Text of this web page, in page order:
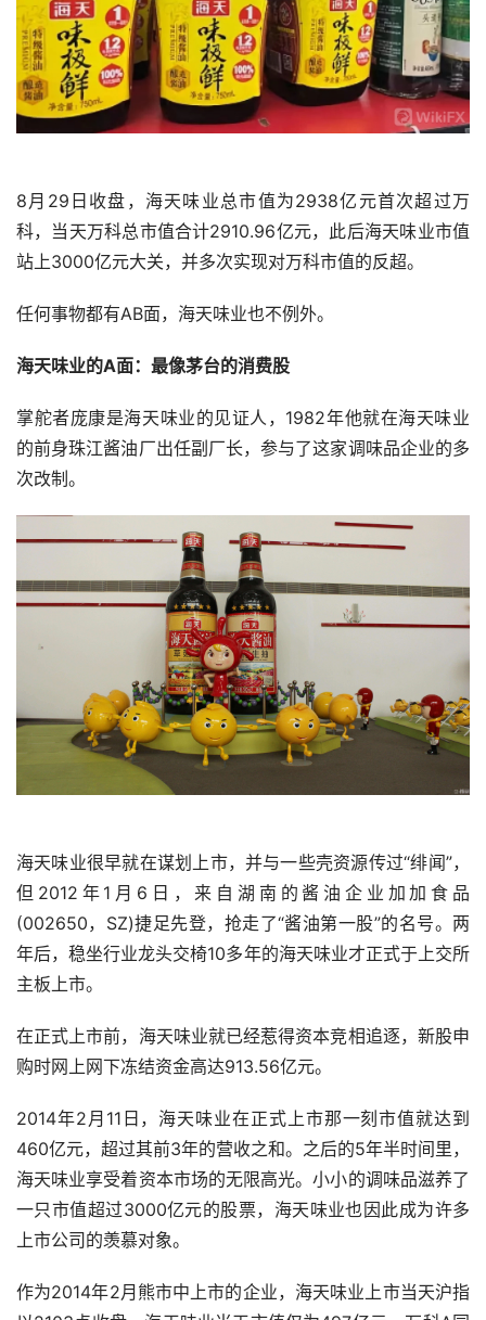
8月29日收盘，海天味业总市值为2938亿元首次超过万
科，当天万科总市值合计2910.96亿元，此后海天味业市值
站上3000亿元大关，并多次实现对万科市值的反超。
任何事物都有AB面，海天味业也不例外。
海天味业的A面：最像茅台的消费股
掌舵者庞康是海天味业的见证人，1982年他就在海天味业
的前身珠江酱油厂出任副厂长，参与了这家调味品企业的多
次改制。
海天味业很早就在谋划上市，并与一些壳资源传过“绯闻”，
但2012年1月6日，来自湖南的酱油企业加加食品
(002650，SZ)捷足先登，抢走了“酱油第一股”的名号。两
年后，稳坐行业龙头交椅10多年的海天味业才正式于上交所
主板上市。
在正式上市前，海天味业就已经惹得资本竞相追逐，新股申
购时网上网下冻结资金高达913.56亿元。
2014年2月11日，海天味业在正式上市那一刻市值就达到
460亿元，超过其前3年的营收之和。之后的5年半时间里，
海天味业享受着资本市场的无限高光。小小的调味品滋养了
一只市值超过3000亿元的股票，海天味业也因此成为许多
上市公司的羡慕对象。
作为2014年2月熊市中上市的企业，海天味业上市当天沪指